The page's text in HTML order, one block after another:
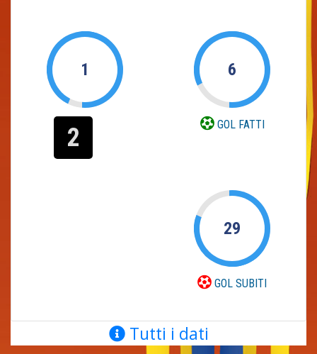
1
2
6
GOL FATTI
29
GOL SUBITI
Tutti i dati